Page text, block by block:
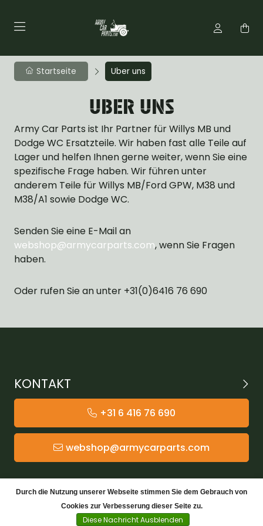
Startseite Uber uns
UBER UNS
Army Car Parts ist Ihr Partner für Willys MB und
Dodge WC Ersatzteile. Wir haben fast alle Teile auf
Lager und helfen Ihnen gerne weiter, wenn Sie eine
spezifische Frage haben. Wir führen unter
anderem Teile für Willys MB/Ford GPW, M38 und
M38/A1 sowie Dodge WC.
Senden Sie eine E-Mail an
webshop@armycarparts.com, wenn Sie Fragen
haben.
Oder rufen Sie an unter +31(0)6416 76 690
KONTAKT
+31 6 416 76 690
webshop@armycarparts.com
KATEGORIEN
KUNDENDIENST
Durch die Nutzung unserer Webseite stimmen Sie dem Gebrauch von
Cookies zur Verbesserung dieser Seite zu.
Diese Nachricht Ausblenden